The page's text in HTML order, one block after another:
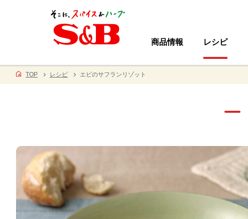
商品情報 レシピ
TOP レシピ エビのサフランリゾット